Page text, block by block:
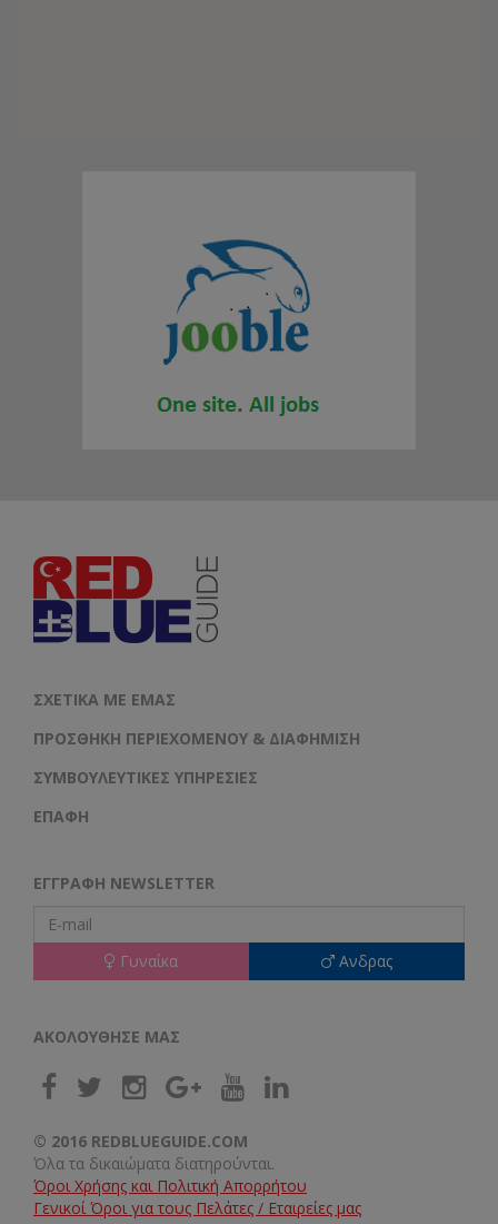
ΣΧΕΤΙΚΆ ΜΕ ΕΜΆΣ
ΠΡΟΣΘΉΚΗ ΠΕΡΙΕΧΟΜΈΝΟΥ & ΔΙΑΦΉΜΙΣΗ
ΣΥΜΒΟΥΛΕΥΤΙΚΈΣ ΥΠΗΡΕΣΊΕΣ
ΕΠΑΦΗ
ΕΓΓΡΑΦΉ NEWSLETTER
Ανδρας
Γυναίκα
ΑΚΟΛΟΥΘΗΣΕ ΜΑΣ
© 2016 REDBLUEGUIDE.COM
Όλα τα δικαιώματα διατηρούνται.
Όροι Χρήσης και Πολιτική Απορρήτου
Γενικοί Όροι για τους Πελάτες / Εταιρείες μας